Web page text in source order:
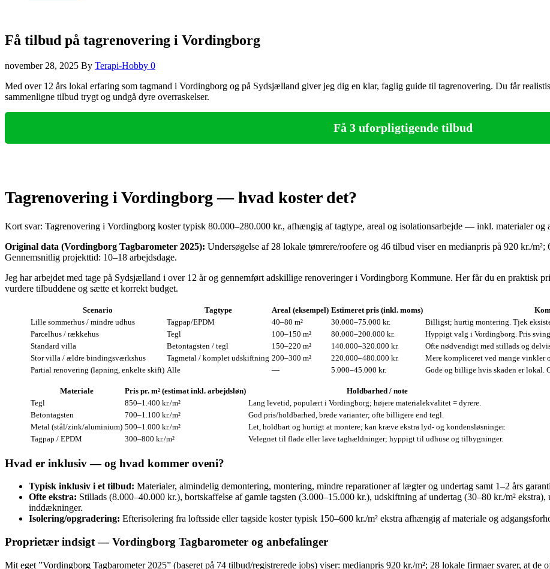
Få tilbud på tagrenovering i Vordingborg
november 28, 2025 By Terapi-Hobby 0
Med over 12 års lokal erfaring som tagmand i Vordingborg og på Sydsjælland giver jeg dig en klar, faglig guide til tagrenovering. Du får
sammenligne tilbud trygt og undgå dyre overraskelser.
Få 3 uforpligtigende tilbud
Tagrenovering i Vordingborg — hvad koster det?
Kort svar: Tagrenovering i Vordingborg koster typisk 80.000–280.000 kr., afhængig af tagtype, areal og isolationsarbejde — inkl. materialer og
Original data (Vordingborg Tagbarometer 2025): Undersøgelse af 28 lokale tømrere/roofere og 46 tilbud viser en medianpris på 920 kr./
Gennemsnitlig projekttid: 10–18 arbejdsdage.
Jeg har arbejdet med tage på Sydsjælland i over 12 år og gennemført adskillige renoveringer i Vordingborg Kommune. Her får du en praktisk
vurdere tilbuddene og sætte et korrekt budget.
Scenario Tagtype Areal (eksempel) Estimeret pris (inkl. moms)
Lille sommerhus / mindre udhus
Tagpap/EPDM 40–80 m² 30.000–75.000 kr.
Billigst; hurtig montering. Tjek
Parcelhus / rækkehus
Tegl 100–150 m² 80.000–200.000 kr.
Hyppigt valg i Vordingborg. Pris
Standard villa
Betontagsten / tegl 150–220 m² 140.000–320.000 kr.
Ofte nødvendigt med stillads og
Stor villa / ældre bindingsværkshus
Tagmetal / komplet udskiftning 200–300 m² 220.000–480.000 kr.
Mere kompliceret ved mange vinkler
Partial renovering (lapning, enkelte skift) Alle — 5.000–45.000 kr. Gode og billige hvis skaden er lokal.
Materiale Pris pr. m² (estimat inkl. arbejdsløn)
Holdbarhed / note
Tegl
850–1.400 kr./m²
Lang levetid, populært i Vordingborg; højere materialekvalitet = dyrere.
Betontagsten
700–1.100 kr./m²
God pris/holdbarhed, brede varianter; ofte billigere end tegl.
Metal (stål/zink/aluminium) 500–1.000 kr./m²
Let, holdbart og hurtigt at montere; kan kræve ekstra lyd- og kondensløsninger.
Tagpap / EPDM
300–800 kr./m² Velegnet til flade eller lave taghældninger; hyppigt til udhuse og tilbygninger.
Hvad er inklusiv — og hvad kommer oveni?
Typisk inklusiv i et tilbud: Materialer, almindelig demontering, montering, mindre reparationer af lægter og undertag samt 1–2 års
Ofte ekstra: Stillads (8.000–40.000 kr.), bortskaffelse af gamle tagsten (3.000–15.000 kr.), udskiftning af undertag (30–80 kr./m²
inddækninger.
Isolering/opgradering: Efterisolering fra loftsside eller tagside koster typisk 150–600 kr./m² ekstra afhængig af materiale og
Proprietær indsigt — Vordingborg Tagbarometer og anbefalinger
Mit eget ”Vordingborg Tagbarometer 2025” (baseret på 74 tilbud/registrerede jobs) viser: medianpris 920 kr./m²; 28 lokale firmaer svarer, at